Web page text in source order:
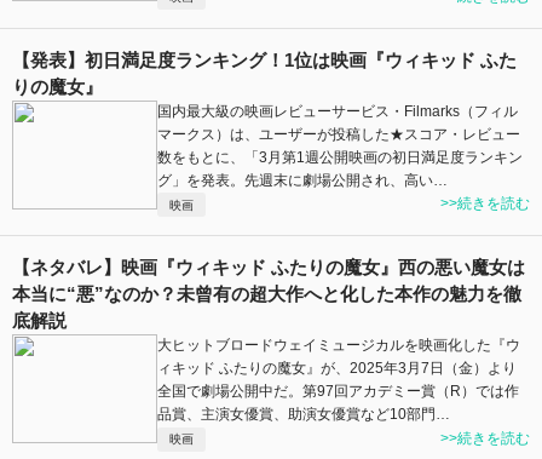
【発表】初日満足度ランキング！1位は映画『ウィキッド ふた
りの魔女』
国内最大級の映画レビューサービス・Filmarks（フィル
マークス）は、ユーザーが投稿した★スコア・レビュー
数をもとに、「3月第1週公開映画の初日満足度ランキン
グ」を発表。先週末に劇場公開され、高い…
映画 >>続きを読む
【ネタバレ】映画『ウィキッド ふたりの魔女』西の悪い魔女は
本当に“悪”なのか？未曾有の超大作へと化した本作の魅力を徹
底解説
大ヒットブロードウェイミュージカルを映画化した『ウ
ィキッド ふたりの魔女』が、2025年3月7日（金）より
全国で劇場公開中だ。第97回アカデミー賞（R）では作
品賞、主演女優賞、助演女優賞など10部門…
映画 >>続きを読む